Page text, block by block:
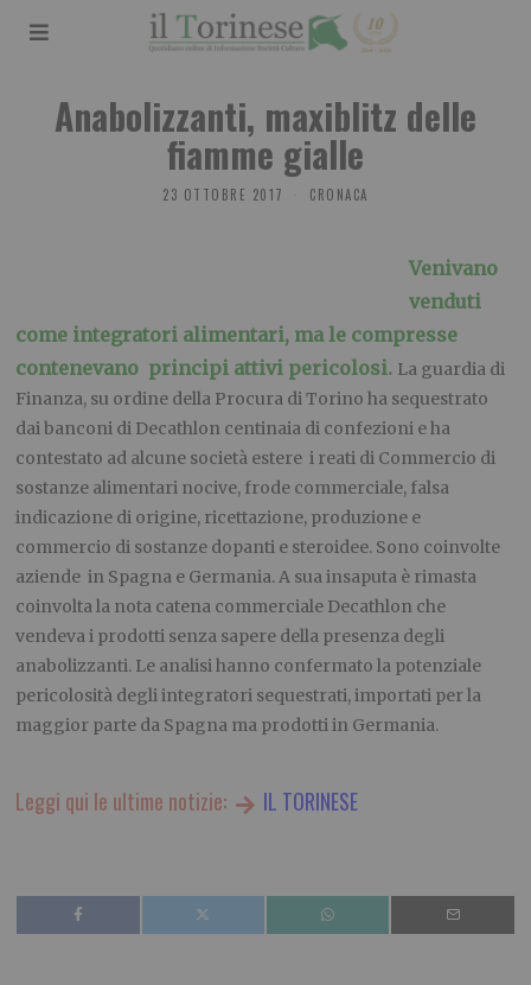
Anabolizzanti, maxiblitz delle
fiamme gialle
23 OTTOBRE 2017 CRONACA
Venivano
venduti
come integratori alimentari, ma le compresse
contenevano principi attivi pericolosi. La guardia di
Finanza, su ordine della Procura di Torino ha sequestrato
dai banconi di Decathlon centinaia di confezioni e ha
contestato ad alcune società estere i reati di Commercio di
sostanze alimentari nocive, frode commerciale, falsa
indicazione di origine, ricettazione, produzione e
commercio di sostanze dopanti e steroidee. Sono coinvolte
aziende in Spagna e Germania. A sua insaputa è rimasta
coinvolta la nota catena commerciale Decathlon che
vendeva i prodotti senza sapere della presenza degli
anabolizzanti. Le analisi hanno confermato la potenziale
pericolosità degli integratori sequestrati, importati per la
maggior parte da Spagna ma prodotti in Germania.
Leggi qui le ultime notizie: IL TORINESE